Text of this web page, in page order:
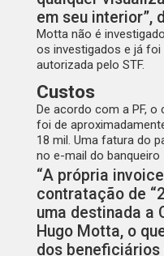
em seu interior”,
Motta não é
os investigados e já foi
autorizada pelo STF.
Custos
De acordo com a PF,
foi de
18 mil. Uma fatura do
no e-mail do banqueiro
“A própria
contratação de
uma destinada a
Hugo Motta, o
dos beneficiários